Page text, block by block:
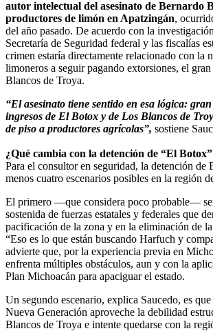
autor intelectual del asesinato de Bernardo
productores de limón en Apatzingán,
del año pasado. De acuerdo con la
Secretaría de Seguridad federal y las fiscalías
crimen estaría directamente relacionado con la
limoneros a seguir pagando extorsiones, el
Blancos de Troya.
“El asesinato tiene sentido en esa lógica:
ingresos de El Botox y de Los Blancos de
de piso a productores agrícolas”, sostiene
¿Qué cambia con la detención de “El
Para el consultor en seguridad, la detención de
menos cuatro escenarios posibles en la región
El primero —que considera poco probable—
sostenida de fuerzas estatales y federales que
pacificación de la zona y en la eliminación de
“Eso es lo que están buscando Harfuch y
advierte que, por la experiencia previa en
enfrenta múltiples obstáculos, aun y con la
Plan Michoacán para apaciguar el estado.
Un segundo escenario, explica Saucedo, es
Nueva Generación aproveche la debilidad
Blancos de Troya e intente quedarse con la